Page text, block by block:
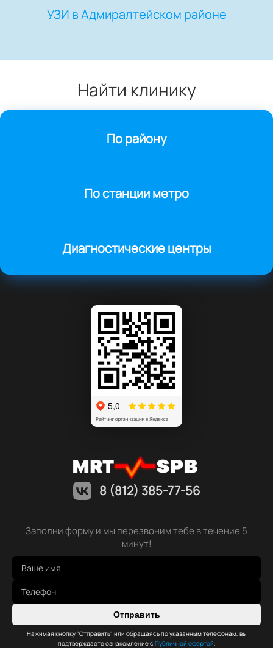
УЗИ в Адмиралтейском районе
Найти клинику
По району
По станции метро
Диагностические центры
8 (812) 385-77-56
Заполни форму и мы перезвоним тебе в течение 5
минут!
Отправить
Нажимая кнопку "Отправить" или обращаясь по указанным телефонам, вы
подтверждаете ознакомление с Публичной офертой,